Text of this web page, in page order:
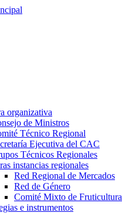
organizativa
de Ministros
Técnico Regional
Ejecutiva del CAC
Técnicos Regionales
instancias regionales
Red Regional de Mercados
Red de Género
Comité Mixto de Fruticultura
e instrumentos